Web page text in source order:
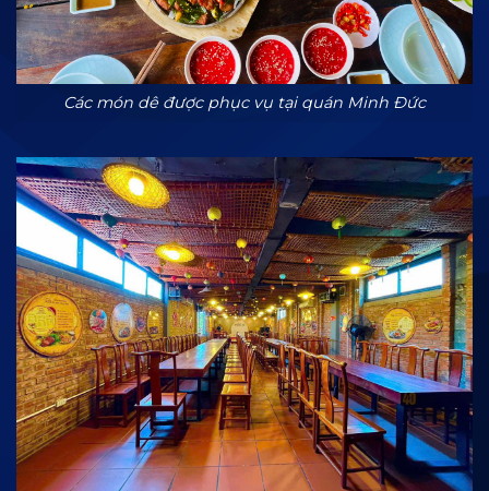
Các món dê được phục vụ tại quán Minh Đức